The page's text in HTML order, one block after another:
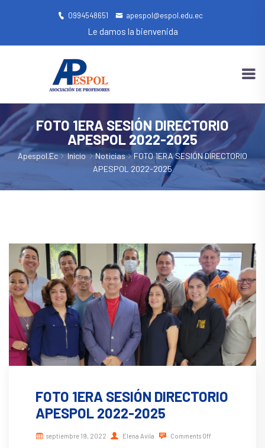
0994548651 apespol@espol.edu.ec
Le damos la bienvenida
FOTO 1ERA SESIÓN DIRECTORIO
APESPOL 2022-2025
Apespol.ec Inicio Noticias
FOTO 1ERA SESIÓN DIRECTORIO
APESPOL 2022-2025
FOTO 1ERA SESIÓN DIRECTORIO
APESPOL 2022-2025
septiembre 19, 2022 Elena Avila Comments Off